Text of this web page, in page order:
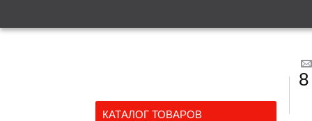
КАТАЛОГ ТОВАРОВ